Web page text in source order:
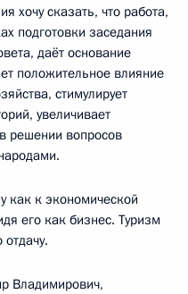
хочу сказать, что работа,
подготовки заседания
даёт основание
положительное влияние
стимулирует
увеличивает
решении вопросов
как к экономической
его как бизнес. Туризм
Владимирович,